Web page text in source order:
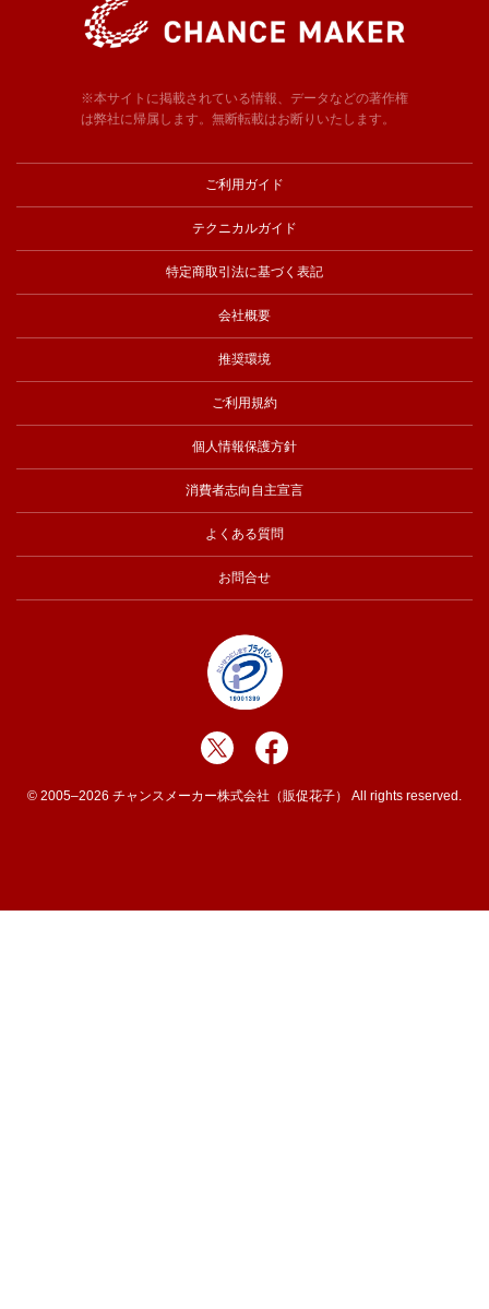
※本サイトに掲載されている情報、データなどの著作権
は弊社に帰属します。無断転載はお断りいたします。
ご利用ガイド
テクニカルガイド
特定商取引法に基づく表記
会社概要
推奨環境
ご利用規約
個人情報保護方針
消費者志向自主宣言
よくある質問
お問合せ
© 2005–2026 チャンスメーカー株式会社（販促花子） All rights reserved.